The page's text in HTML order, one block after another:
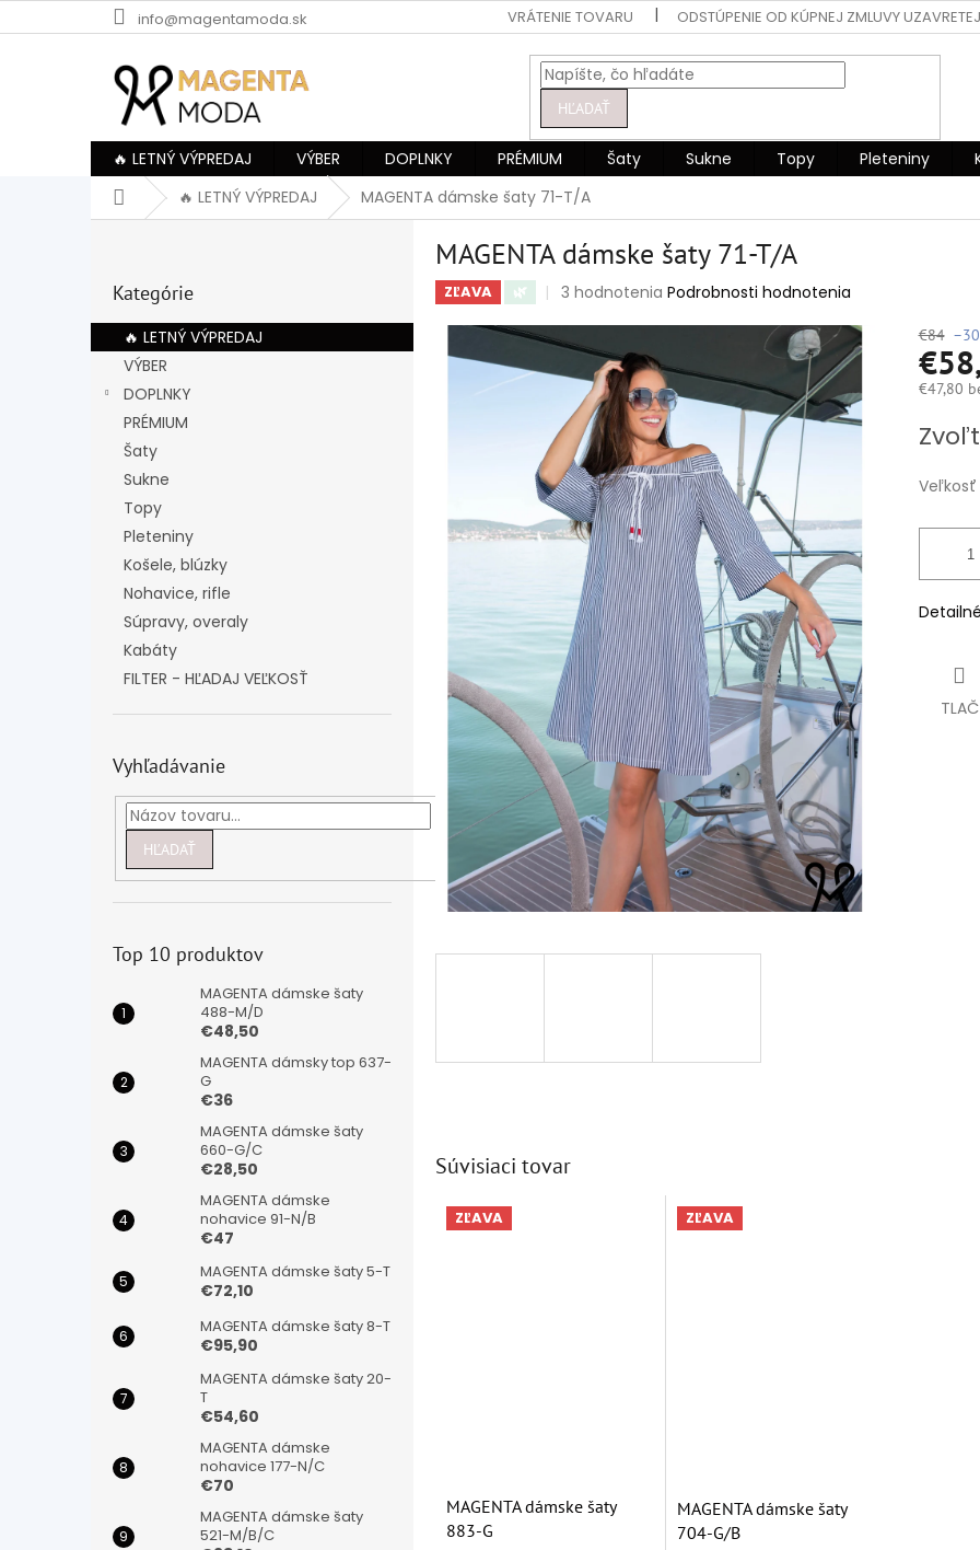
na
info@magentamoda.sk VRÁTENIE TOVARU ODSTÚPENIE OD KÚPNEJ ZMLUVY UZAVRETEJ
HĽADAŤ
🔥 LETNÝ VÝPREDAJ VÝBER DOPLNKY PRÉMIUM Šaty Sukne Topy Pleteniny
Domov🔥 LETNÝ VÝPREDAJ MAGENTA dámske šaty 71-T/A
ý
p
kategórie
Kategórie
🔥 LETNÝ VÝPREDAJ
VÝBER
DOPLNKY
PRÉMIUM
Šaty
Sukne
Topy
Pleteniny
Košele, blúzky
Nohavice, rifle
Súpravy, overaly
Kabáty
FILTER - HĽADAJ VEĽKOSŤ
Vyhľadávanie
HĽADAŤ
Top 10 produktov
MAGENTA dámske šaty
488-M/D
€48,50
MAGENTA dámsky top 637-
G
€36
MAGENTA dámske šaty
660-G/C
€28,50
MAGENTA dámske
nohavice 91-N/B
€47
MAGENTA dámske šaty 5-T
€72,10
MAGENTA dámske šaty 8-T
€95,90
MAGENTA dámske šaty 20-
T
€54,60
MAGENTA dámske
nohavice 177-N/C
€70
MAGENTA dámske šaty
521-M/B/C
MAGENTA dámske šaty 71-T/A
ZĽAVA 🌿
Priemerné
produktu
je
5,0
5
hviezdičiek.
3 hodnotenia Podrobnosti hodnotenia
€84
€47,80
cena:
Veľkosť
TLAČ
Súvisiaci tovar
ZĽAVA
MAGENTA dámske šaty
883-G
ZĽAVA
MAGENTA dámske šaty
704-G/B